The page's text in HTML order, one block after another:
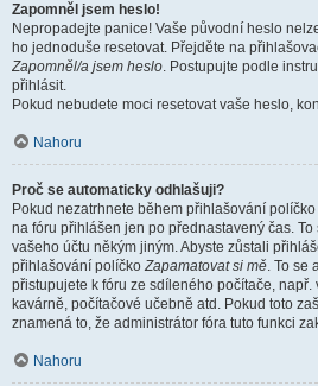
Zapomněl jsem heslo!
Nepropadejte panice! Vaše původní heslo
ho jednoduše resetovat. Přejděte na
Zapomněl/a jsem heslo. Postupujte podle
přihlásit.
Pokud nebudete moci resetovat vaše heslo,
Nahoru
Proč se automaticky odhlašuji?
Pokud nezatrhnete během přihlašování políčko
na fóru přihlášen jen po přednastavený čas.
vašeho účtu někým jiným. Abyste zůstali
přihlašování políčkoZapamatovat si mě. To se
přistupujete k fóru ze sdíleného počítače, např.
kavárně, počítačové učebně atd. Pokud toto
znamená to, že administrátor fóra tuto funkci
Nahoru